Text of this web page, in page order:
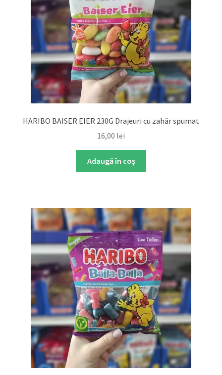
HARIBO BAISER EIER 230G Drajeuri cu zahăr spumat
16,00 lei
Adaugă în coș